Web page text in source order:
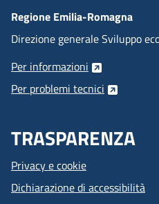
Regione Emilia-Romagna
Direzione generale Sviluppo
Per informazioni
Per problemi tecnici
TRASPARENZA
Privacy e cookie
Dichiarazione di accessibilità